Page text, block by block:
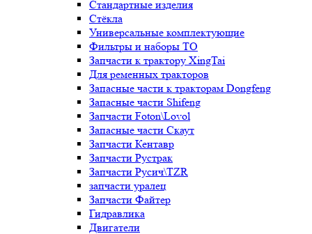
Стандартные изделия
Стёкла
Универсальные комплектующие
Фильтры и наборы ТО
Запчасти к трактору XingTai
Для ременных тракторов
Запасные части к тракторам Dongfeng
Запасные части Shifeng
Запчасти Foton\Lovol
Запасные части Скаут
Запчасти Кентавр
Запчасти Рустрак
Запчасти Русич\TZR
запчасти уралец
Запчасти Файтер
Гидравлика
Двигатели